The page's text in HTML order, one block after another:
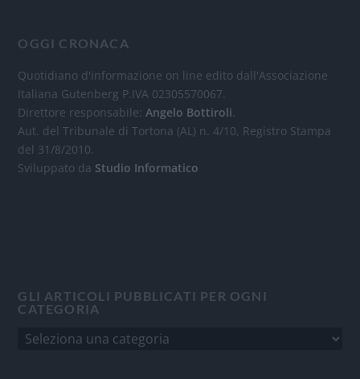
OGGI CRONACA
Quotidiano d'informazione on line edito dall'Associazione
Italiana Gutenberg P.IVA 02305570067.
Direttore responsabile:Angelo Bottiroli
Aut. del Tribunale di Tortona (AL) n. 4/10, Registro Stampa
del 31/8/2010.
Sviluppato da Studio Informatico
GLI ARTICOLI PUBBLICATI PER OGNI
CATEGORIA